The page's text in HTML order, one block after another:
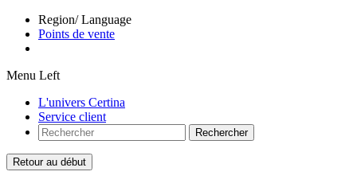
Region/ Language
Points de vente
Menu Left
L'univers Certina
Service client
Rechercher
Retour au début